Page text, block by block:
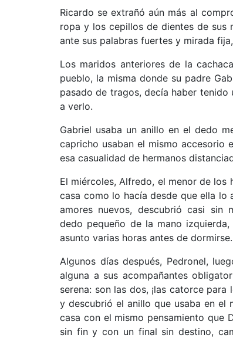
Ricardo se extrañó aún más al
ropa y los cepillos de dientes de sus
ante sus palabras fuertes y mirada
Los maridos anteriores de la
pueblo, la misma donde su padre
pasado de tragos, decía haber
a verlo.
Gabriel usaba un anillo en el dedo
capricho usaban el mismo accesorio
esa casualidad de hermanos
El miércoles, Alfredo, el menor de
casa como lo hacía desde que ella lo
amores nuevos, descubrió casi
dedo pequeño de la mano
asunto varias horas antes de dormirse.
Algunos días después, Pedronel,
alguna a sus acompañantes
serena: son las dos, ¡las catorce
y descubrió el anillo que usaba en el
casa con el mismo pensamiento que
sin fin y con un final sin destino,